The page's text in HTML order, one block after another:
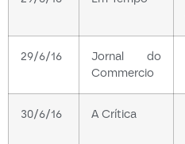
29/6/16
Jornal do
Commercio
30/6/16 A Crítica